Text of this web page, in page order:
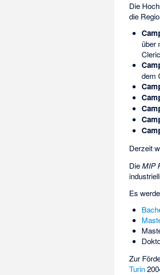
Die
die
über
dem
Derzeit
DieMIP
Es
Zur
Turin